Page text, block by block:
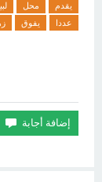
يقدم محل
عددا
يفوق